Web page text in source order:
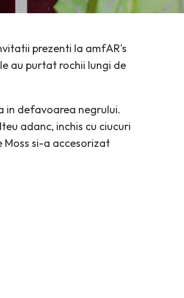
prezenti la amfAR's
au purtat rochii lungi de
in defavoarea negrului.
adanc, inchis cu ciucuri
si-a accesorizat